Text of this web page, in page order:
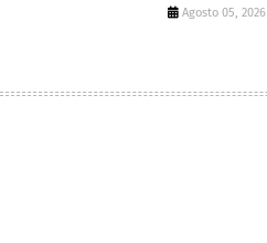
Agosto 05, 2026